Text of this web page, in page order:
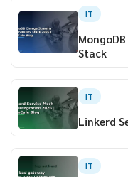
IT
Stack
IT
Linkerd
IT